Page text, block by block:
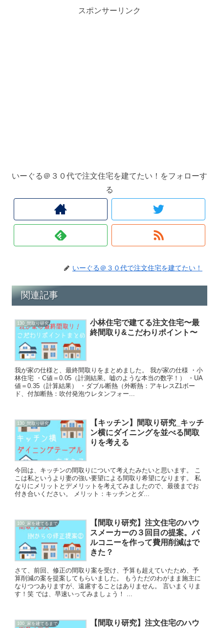
スポンサーリンク
いーぐる＠３０代で注文住宅を建てたい！をフォローす
る
いーぐる＠３０代で注文住宅を建てたい！
関連記事
130_間取り研究
小林住宅で建てる注文住宅〜最
終間取り&こだわりポイント〜
我が家の仕様と、最終間取りをまとめました。 我が家の仕様 ・小
林住宅 ・C値＝0.05（計測結果。嘘のような本当の数字！） ・UA
値＝0.35（計算結果） ・ダブル断熱（外断熱：アキレスZ1ボー
ド、付加断熱：吹付発泡ウレタンフォー...
130_間取り研究
【キッチン】間取り研究_キッチ
ン横にダイニングを並べる間取
りを考える
今回は、キッチンの間取りについて考えたみたいと思います。 こ
こは私というより妻の強い要望による間取り希望になります。 私
なりにメリットとデメリットを考えてみましたので、最後までお
付き合いください。 メリット：キッチンとダ...
100_家を建てるまで
【間取り研究】注文住宅のハウ
スメーカーの３回目の提案。バ
ルコニーを作って費用削減はで
きた？
さて、前回、修正の間取り案を受け、予算も超えていたため、予
算削減の案を提案してもらいました。 もうただのわがまま施主に
なりつつありますが、遠慮することはありません。 言いまくりま
す！笑 では、早速いってみましょう！ ...
100_家を建てるまで
【間取り研究】注文住宅のハウ